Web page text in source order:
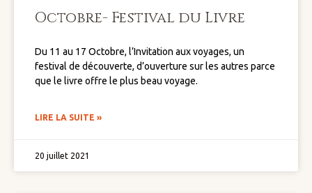
Octobre- Festival du Livre
Du 11 au 17 Octobre, l’Invitation aux voyages, un
festival de découverte, d’ouverture sur les autres parce
que le livre offre le plus beau voyage.
LIRE LA SUITE »
20 juillet 2021